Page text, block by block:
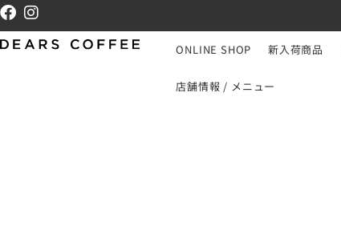
ONLINE SHOP 新入荷商品
店舗情報 / メニュー